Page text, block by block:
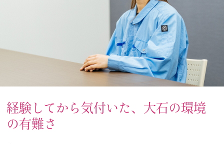
経験してから気付いた、大石の環境
の有難さ